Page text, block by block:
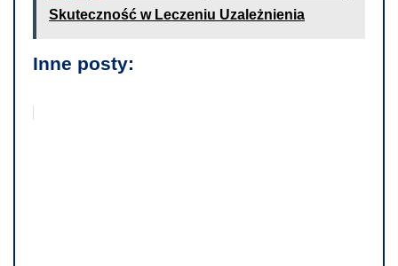
Skuteczność w Leczeniu Uzależnienia
Inne posty: